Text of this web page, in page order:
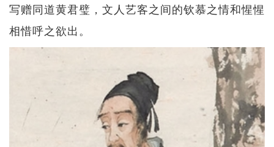
写赠同道黄君璧，文人艺客之间的钦慕之情和惺惺
相惜呼之欲出。